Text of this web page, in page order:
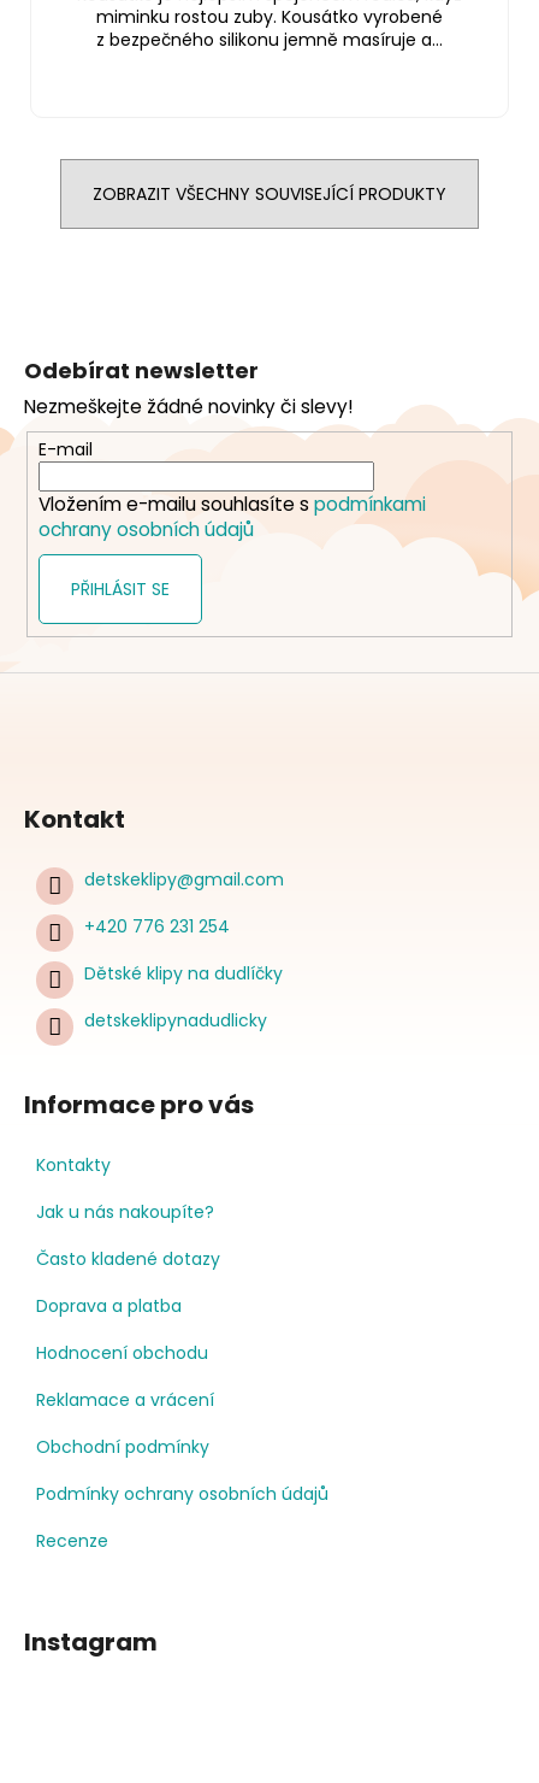
miminku rostou zuby. Kousátko vyrobené
z bezpečného silikonu jemně masíruje a...
ZOBRAZIT VŠECHNY SOUVISEJÍCÍ PRODUKTY
a
t
Odebírat newsletter
Nezmeškejte žádné novinky či slevy!
E-mail
Vložením e-mailu souhlasíte s podmínkami
ochrany osobních údajů
PŘIHLÁSIT SE
Kontakt
detskeklipy@gmail.com
+420 776 231 254
Dětské klipy na dudlíčky
detskeklipynadudlicky
Informace pro vás
Kontakty
Jak u nás nakoupíte?
Často kladené dotazy
Doprava a platba
Hodnocení obchodu
Reklamace a vrácení
Obchodní podmínky
Podmínky ochrany osobních údajů
Recenze
Instagram